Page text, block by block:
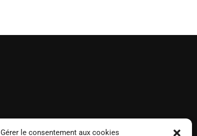
Gérer le consentement aux cookies